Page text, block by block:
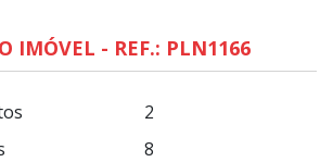
IMÓVEL - REF.: PLN1166
2
8